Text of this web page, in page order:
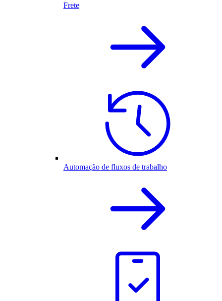
Frete
Automação de fluxos de trabalho